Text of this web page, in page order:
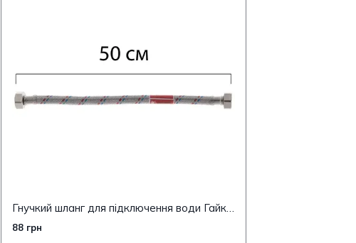
Гнучкий шланг для підключення води Гайка 1/2 - Гайка 1/2 (50 см) KOER (KR0254)
88 грн